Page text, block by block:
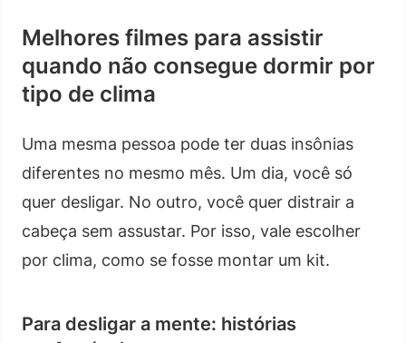
Melhores filmes para assistir
quando não consegue dormir por
tipo de clima
Uma mesma pessoa pode ter duas insônias
diferentes no mesmo mês. Um dia, você só
quer desligar. No outro, você quer distrair a
cabeça sem assustar. Por isso, vale escolher
por clima, como se fosse montar um kit.
Para desligar a mente: histórias